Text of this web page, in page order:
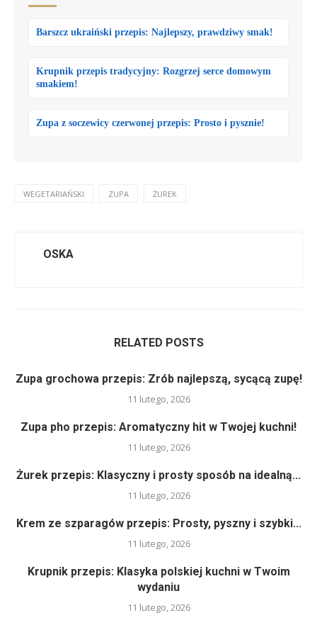
Barszcz ukraiński przepis: Najlepszy, prawdziwy smak!
Krupnik przepis tradycyjny: Rozgrzej serce domowym
smakiem!
Zupa z soczewicy czerwonej przepis: Prosto i pysznie!
WEGETARIAŃSKI ZUPA ŻUREK
OSKA
RELATED POSTS
Zupa grochowa przepis: Zrób najlepszą, sycącą zupę!
11 lutego, 2026
Zupa pho przepis: Aromatyczny hit w Twojej kuchni!
11 lutego, 2026
Żurek przepis: Klasyczny i prosty sposób na idealną...
11 lutego, 2026
Krem ze szparagów przepis: Prosty, pyszny i szybki...
11 lutego, 2026
Krupnik przepis: Klasyka polskiej kuchni w Twoim
wydaniu
11 lutego, 2026